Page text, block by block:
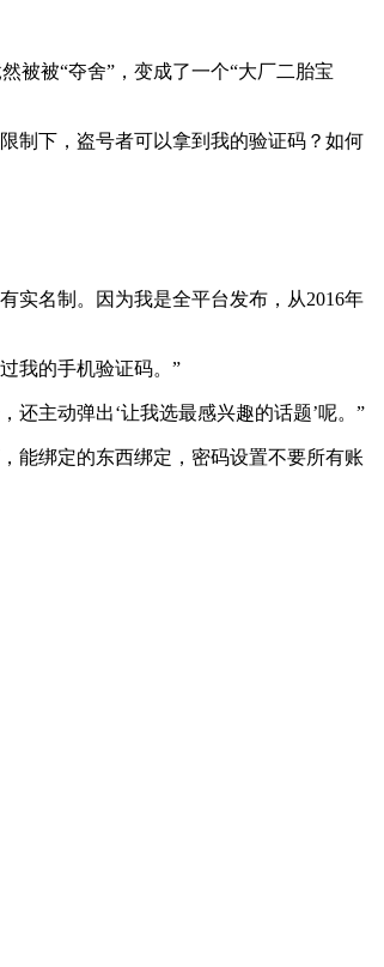
被被“夺舍”，变成了一个“大厂二胎宝
制下，盗号者可以拿到我的验证码？如何
实名制。因为我是全平台发布，从2016年
我的手机验证码。”
主动弹出‘让我选最感兴趣的话题’呢。”
能绑定的东西绑定，密码设置不要所有账